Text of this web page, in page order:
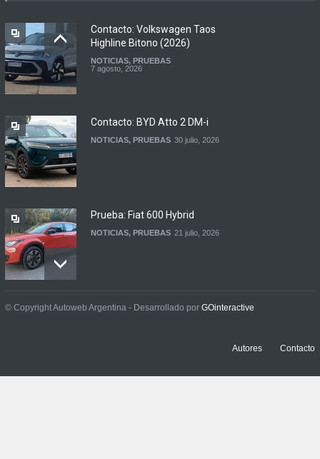
7 agosto, 2026
Argentina y Ecuador
Contacto: Volkswagen Taos
Highline Bitono (2026)
NOTICIAS, PRUEBAS
7 agosto, 2026
Contacto: BYD Atto 2 DM-i
NOTICIAS, PRUEBAS 30 julio, 2026
Prueba: Fiat 600 Hybrid
NOTICIAS, PRUEBAS 21 julio, 2026
Prueba: BYD Song Pro GS
© Copyright Autoweb Argentina - Desarrollado por GOinteractive
Autores Contacto